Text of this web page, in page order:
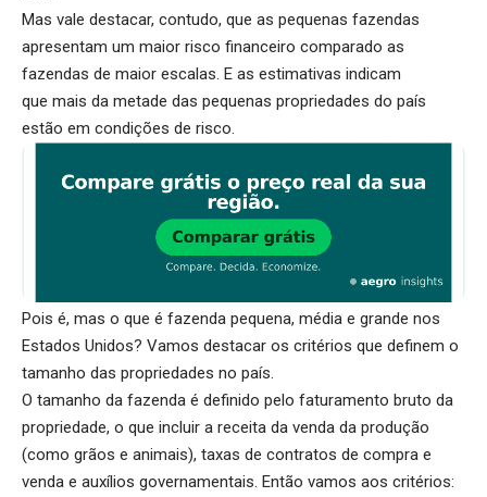
Mas vale destacar, contudo, que as pequenas fazendas
apresentam um maior risco financeiro comparado as
fazendas de maior escalas. E as estimativas indicam
que mais da metade das pequenas propriedades do país
estão em condições de risco.
Pois é, mas o que é fazenda pequena, média e grande nos
Estados Unidos? Vamos destacar os critérios que definem o
tamanho das propriedades no país.
O tamanho da fazenda é definido pelo faturamento bruto da
propriedade, o que incluir a receita da venda da produção
(como grãos e animais), taxas de contratos de compra e
venda e auxílios governamentais. Então vamos aos critérios: